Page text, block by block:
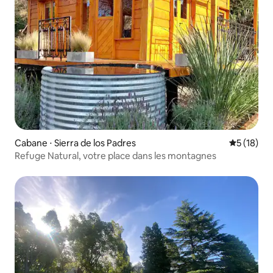
Cabane ⋅ Sierra de los Padres
5 (18)
Refuge Natural, votre place dans les montagnes